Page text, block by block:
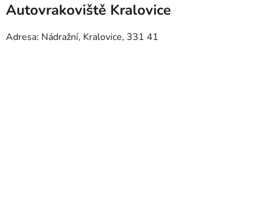
Autovrakoviště Kralovice
Adresa: Nádražní, Kralovice, 331 41